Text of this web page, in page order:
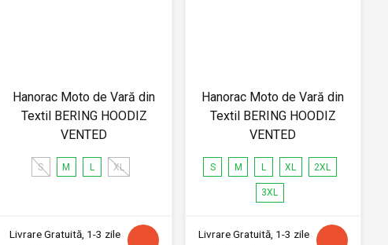
Hanorac Moto de Vară din
Textil BERING HOODIZ
VENTED
S M L XL
Livrare Gratuită, 1-3 zile
Hanorac Moto de Vară din
Textil BERING HOODIZ
VENTED
S M L XL 2XL
3XL
Livrare Gratuită, 1-3 zile